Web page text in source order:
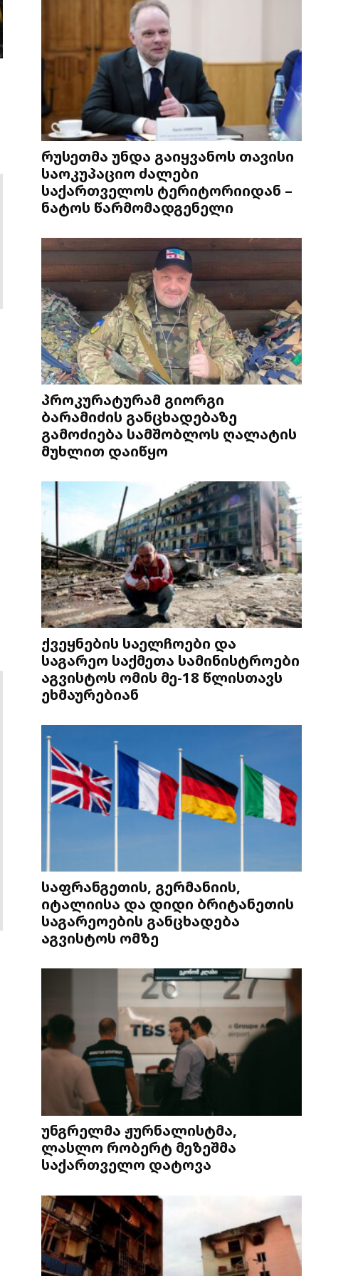
რუსეთმა უნდა გაიყვანოს თავისი
საოკუპაციო ძალები
საქართველოს ტერიტორიიდან –
ნატოს წარმომადგენელი
პროკურატურამ გიორგი
ბარამიძის განცხადებაზე
გამოძიება სამშობლოს ღალატის
მუხლით დაიწყო
ქვეყნების საელჩოები და
საგარეო საქმეთა სამინისტროები
აგვისტოს ომის მე-18 წლისთავს
ეხმაურებიან
საფრანგეთის, გერმანიის,
იტალიისა და დიდი ბრიტანეთის
საგარეოების განცხადება
აგვისტოს ომზე
უნგრელმა ჟურნალისტმა,
ლასლო რობერტ მეზეშმა
საქართველო დატოვა